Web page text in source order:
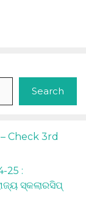
Search
Check 3rd
25 :
ସ୍କଲାରସିପ୍